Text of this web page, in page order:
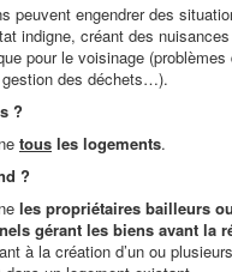
peuvent engendrer des
indigne, créant des
pour le voisinage
des déchets…).
?
tous les logements.
?
les propriétaires bailleurs
gérant les biens avant la
à la création d’un ou